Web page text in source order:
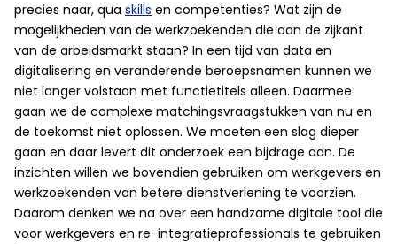
precies naar, qua skills en competenties? Wat zijn de
mogelijkheden van de werkzoekenden die aan de zijkant
van de arbeidsmarkt staan? In een tijd van data en
digitalisering en veranderende beroepsnamen kunnen we
niet langer volstaan met functietitels alleen. Daarmee
gaan we de complexe matchingsvraagstukken van nu en
de toekomst niet oplossen. We moeten een slag dieper
gaan en daar levert dit onderzoek een bijdrage aan. De
inzichten willen we bovendien gebruiken om werkgevers en
werkzoekenden van betere dienstverlening te voorzien.
Daarom denken we na over een handzame digitale tool die
voor werkgevers en re-integratieprofessionals te gebruiken